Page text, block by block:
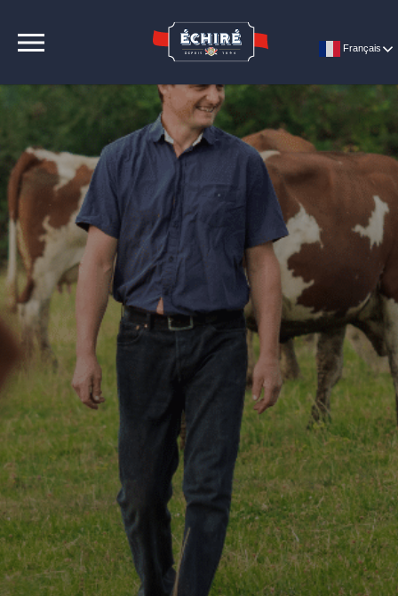
Français
CONTACT